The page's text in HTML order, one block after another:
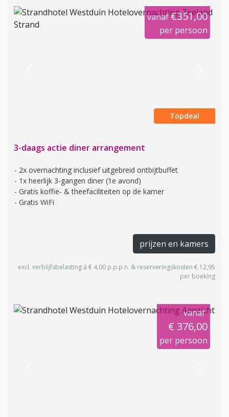
vanaf€351,00
per persoon
Topdeal
3-daags actie diner arrangement
2x overnachting inclusief uitgebreid ontbijtbuffet
1x heerlijk 3-gangen diner (1e avond)
Gratis koffie- & theefaciliteiten op de kamer
Gratis WiFi
prijzen en kamers
excl. verblijfsbelasting à € 4,00 p.p.p.n. & reserveringskosten € 12,95
per boeking
vanaf
€ 376,00
per persoon